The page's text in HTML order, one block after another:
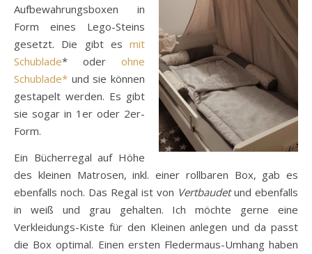
Aufbewahrungsboxen in
Form eines Lego-Steins
gesetzt. Die gibt es mit
Schublade* oder ohne
Schublade* und sie können
gestapelt werden. Es gibt
sie sogar in 1er oder 2er-
Form.
Ein Bücherregal auf Höhe
des kleinen Matrosen, inkl. einer rollbaren Box, gab es
ebenfalls noch. Das Regal ist von Vertbaudetund ebenfalls
in weiß und grau gehalten. Ich möchte gerne eine
Verkleidungs-Kiste für den Kleinen anlegen und da passt
die Box optimal. Einen ersten Fledermaus-Umhang haben